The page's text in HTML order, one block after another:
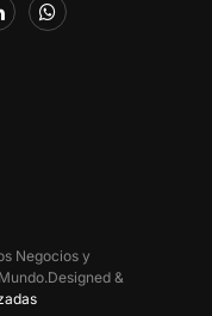
Negocios y
&